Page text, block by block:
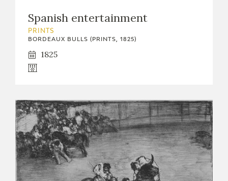
ACTIVIDADES
ACTUALIDAD
FRANCISCO DE GOYA
Spanish entertainment
PRINTS
BORDEAUX BULLS (PRINTS, 1825)
1825